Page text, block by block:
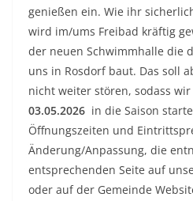
genießen ein. Wie ihr
wird im/ums Freibad kräftig
der neuen Schwimmhalle die
uns in Rosdorf baut. Das soll
nicht weiter stören, sodass
03.05.2026 in die Saison
Öffnungszeiten und
Änderung/Anpassung, die
entsprechenden Seite auf
oder auf der Gemeinde